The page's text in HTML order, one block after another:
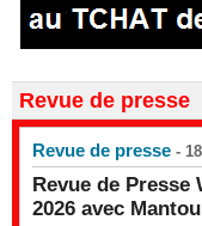
Revue de presse
Revue de presse -
Revue de
2026 avec